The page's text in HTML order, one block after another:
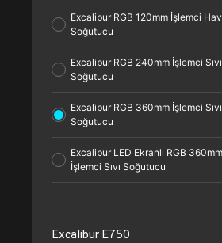
Excalibur RGB 120mm İşlemci
Soğutucu
Excalibur RGB 240mm İşlemci Sıvı
Soğutucu
Excalibur RGB 360mm İşlemci Sıvı
Soğutucu
Excalibur LED Ekranlı RGB 360mm
İşlemci Sıvı Soğutucu
Excalibur E750